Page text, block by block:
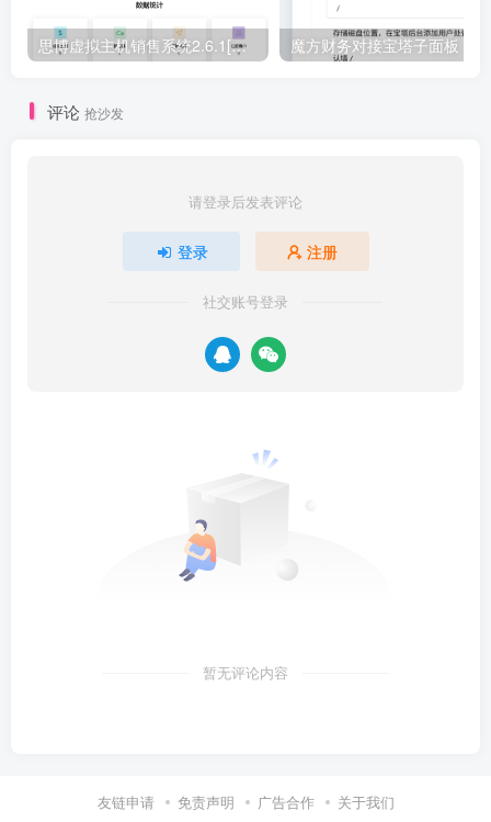
思博虚拟主机销售系统2.6.1[正式下线]-请使用思博业务系统免费授权
评论 抢沙发
请登录后发表评论
登录 注册
社交账号登录
暂无评论内容
友链申请 免责声明 广告合作 关于我们